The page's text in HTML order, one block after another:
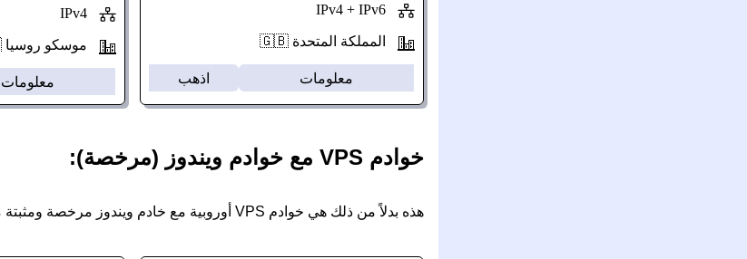
المملكة المتحدة 🇬🇧
معلومات اذهب
IPv4
موسكو روسيا 🇷🇺
معلومات
خوادم VPS مع خوادم ويندوز (مرخصة):
هذه بدلاً من ذلك هي خوادم VPS أوروبية مع خادم ويندوز مرخصة ومثبتة مسبقًا. من الواضح أن التكلفة أعلى قليلاً مقارنة بخدمة BYOL.